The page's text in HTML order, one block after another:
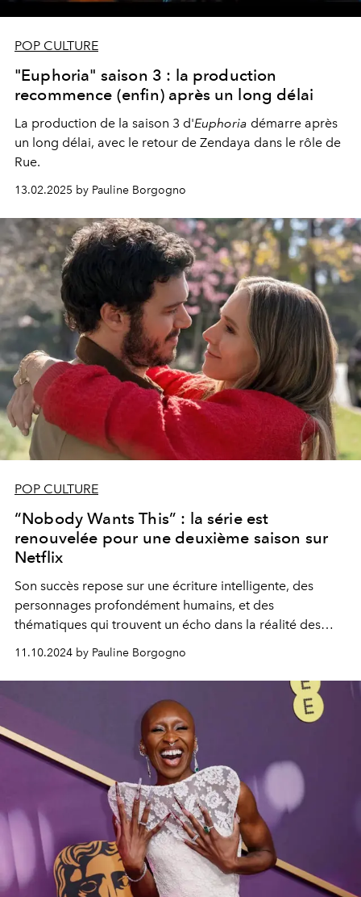
POP CULTURE
"Euphoria" saison 3 : la production
recommence (enfin) après un long délai
La production de la saison 3 d'Euphoria démarre après
un long délai, avec le retour de Zendaya dans le rôle de
Rue.
13.02.2025 by Pauline Borgogno
POP CULTURE
“Nobody Wants This” : la série est
renouvelée pour une deuxième saison sur
Netflix
Son succès repose sur une écriture intelligente, des
personnages profondément humains, et des
thématiques qui trouvent un écho dans la réalité des
spectateurs. Le renouvellement pour une deuxième
saison ne fait que confirmer l’importance de cette série
dans le paysage télévisuel actuel.
11.10.2024 by Pauline Borgogno